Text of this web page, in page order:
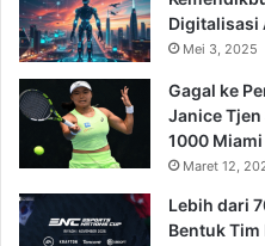
Digitalisasi
Mei 3, 2025
Gagal ke
Janice Tjen
1000 Miami
Maret 12,
Lebih dari
Bentuk Tim